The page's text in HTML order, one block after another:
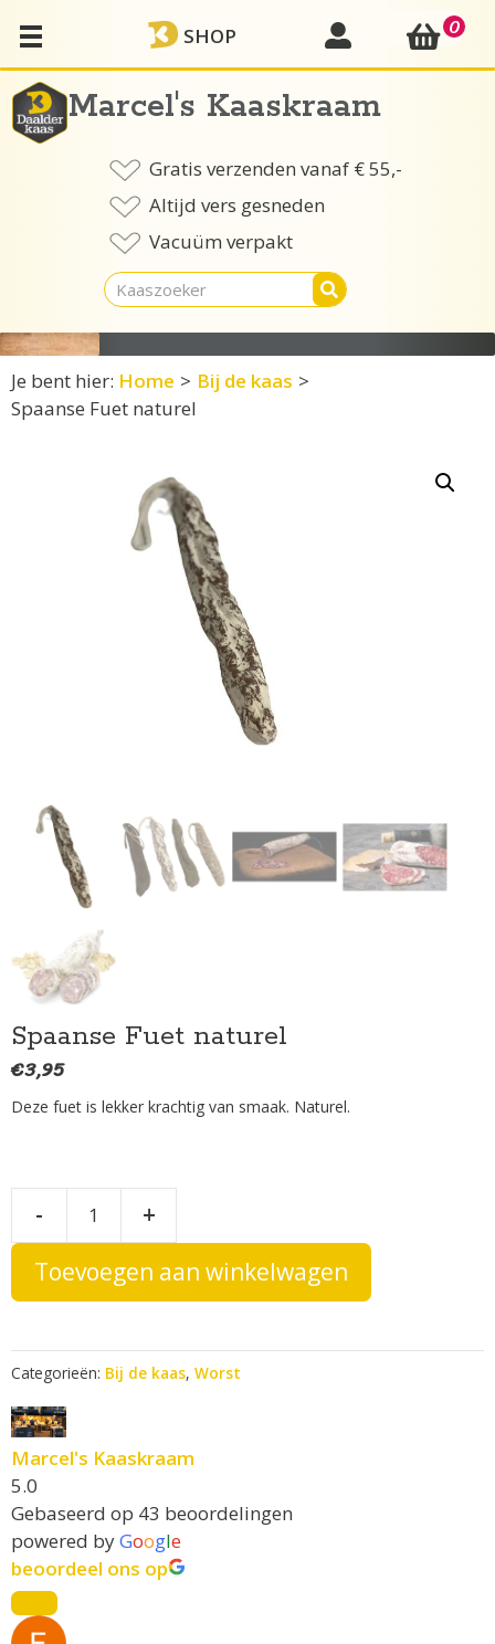
naar
de
inhoud
SHOP mijn account 0
Marcel's Kaaskraam
Gratis verzenden vanaf € 55,-
Altijd vers gesneden
Vacuüm verpakt
Je bent hier: Home > Bij de kaas >
Spaanse Fuet naturel
Spaanse Fuet naturel
€3,95
Deze fuet is lekker krachtig van smaak. Naturel.
-
Spaanse
Fuet
naturel
aantal
+
Toevoegen aan winkelwagen
t
a
i
v
e
:
Categorieën: Bij de kaas, Worst
Marcel's Kaaskraam
5.0
Gebaseerd op 43 beoordelingen
powered byGoogle
beoordeel ons op